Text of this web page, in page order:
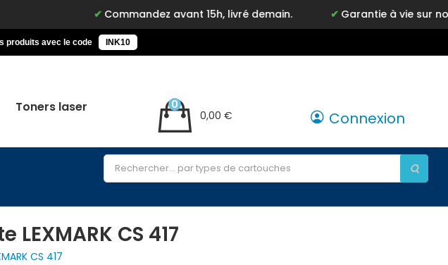
Commandez avant 15h, livré demain. Garantie à vie sur notre
produits avec le code INK10
Toners laser
0,00 €
0
Connexion
CS 417
CS 417